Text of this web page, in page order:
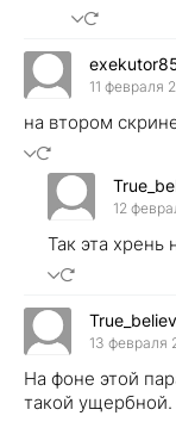
11 февраля
на втором
12
Так эта хрень
13 февраля
На фоне этой
такой ущербной.